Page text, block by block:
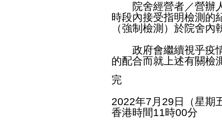
院舍經營者／營辦人
時段內接受指明檢測的
（強制檢測）於院舍
政府會繼續視乎疫情
的配合而就上述有關檢
完
2022年7月29日（星期
香港時間11時00分